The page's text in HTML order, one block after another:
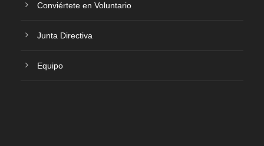
Conviértete en Voluntario
Junta Directiva
Equipo